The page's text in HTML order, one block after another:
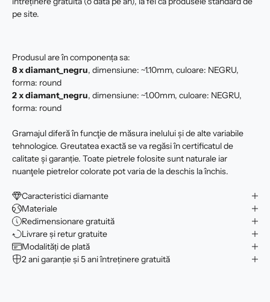
pe site.
Produsul are în componența sa:
8 x diamant_negru, dimensiune: ~1.10mm, culoare: NEGRU,
forma: round
2 x diamant_negru, dimensiune: ~1.00mm, culoare: NEGRU,
forma: round
Gramajul diferă în funcţie de măsura inelului şi de alte variabile
tehnologice. Greutatea exactă se va regăsi în certificatul de
calitate şi garanție. Toate pietrele folosite sunt naturale iar
nuanţele pietrelor colorate pot varia de la deschis la închis.
Caracteristici diamante
Materiale
Redimensionare gratuită
Livrare și retur gratuite
Modalități de plată
2 ani garanție și 5 ani întreținere gratuită